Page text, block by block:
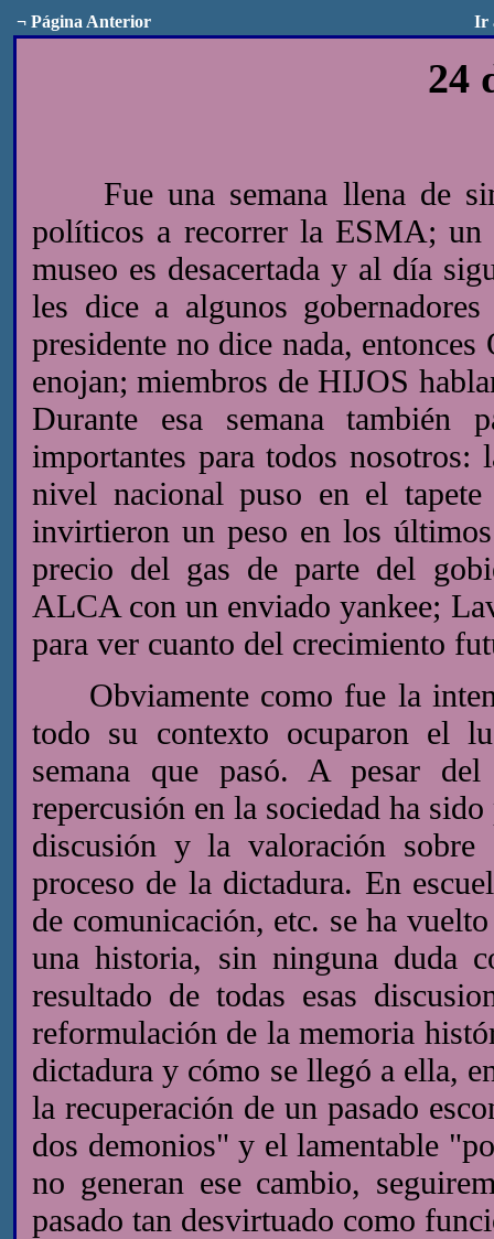
¬ Página Anterior Ir
24
Fue una semana llena de
políticos a recorrer la ESMA;
museo es desacertada y al día
les dice a algunos
presidente no dice nada,
enojan; miembros de HIJOS
Durante esa semana también
importantes para todos
nivel nacional puso en el
invirtieron un peso en los
precio del gas de parte del
ALCA con un enviado yankee;
para ver cuanto del crecimiento
Obviamente como fue la
todo su contexto ocuparon el
semana que pasó. A pesar
repercusión en la sociedad ha
discusión y la valoración sobre
proceso de la dictadura. En
de comunicación, etc. se ha
una historia, sin ninguna duda
resultado de todas esas
reformulación de la memoria
dictadura y cómo se llegó a ella,
la recuperación de un pasado
dos demonios" y el lamentable
no generan ese cambio,
pasado tan desvirtuado como